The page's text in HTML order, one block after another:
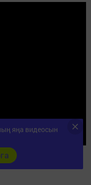
Бизнәсе авылы
яңа видеосын